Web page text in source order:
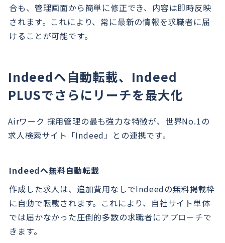
合も、管理画面から簡単に修正でき、内容は即時反映
されます。これにより、常に最新の情報を求職者に届
けることが可能です。
Indeedへ自動転載、Indeed
PLUSでさらにリーチを最大化
Airワーク 採用管理の最も強力な特徴が、世界No.1の
求人検索サイト「Indeed」との連携です。
Indeedへ無料自動転載
作成した求人は、追加費用なしでIndeedの無料掲載枠
に自動で転載されます。これにより、自社サイト単体
では届かなかった圧倒的多数の求職者にアプローチで
きます。